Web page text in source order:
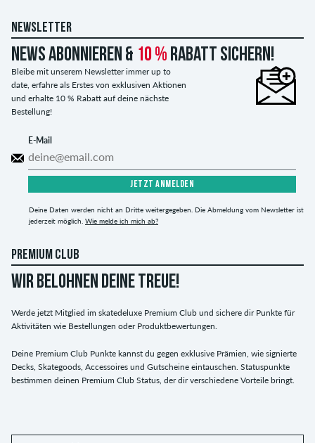
NEWSLETTER
News abonnieren & 10 % Rabatt sichern!
Bleibe mit unserem Newsletter immer up to
date, erfahre als Erstes von exklusiven Aktionen
und erhalte 10 % Rabatt auf deine nächste
Bestellung!
E-Mail
JETZT ANMELDEN
Deine Daten werden nicht an Dritte weitergegeben. Die Abmeldung vom Newsletter ist
jederzeit möglich. Wie melde ich mich ab?
PREMIUM CLUB
WIR BELOHNEN DEINE TREUE!
Werde jetzt Mitglied im skatedeluxe Premium Club und sichere dir Punkte für
Aktivitäten wie Bestellungen oder Produktbewertungen.
Deine Premium Club Punkte kannst du gegen exklusive Prämien, wie signierte
Decks, Skategoods, Accessoires und Gutscheine eintauschen. Statuspunkte
bestimmen deinen Premium Club Status, der dir verschiedene Vorteile bringt.